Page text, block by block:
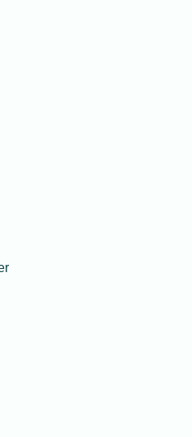
nej til, hvis
Men vi sagde ja,